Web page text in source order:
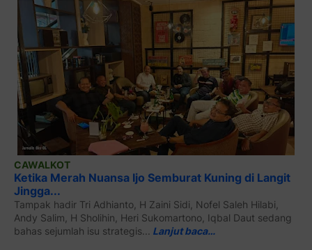
CAWALKOT
Ketika Merah Nuansa Ijo Semburat Kuning di Langit
Jingga...
Tampak hadir Tri Adhianto, H Zaini Sidi, Nofel Saleh Hilabi,
Andy Salim, H Sholihin, Heri Sukomartono, Iqbal Daut sedang
bahas sejumlah isu strategis...
Lanjut baca…